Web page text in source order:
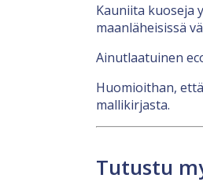
Kauniita kuoseja
maanläheisissä
Ainutlaatuinen
Huomioithan,
mallikirjasta.
Tutustu